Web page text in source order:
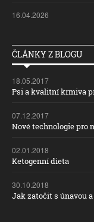
16.04.2026
ČLÁNKY Z BLOGU
18.05.2017
Psi a kvalitní krmiva
07.12.2017
Nové technologie pro
02.01.2018
Ketogenní dieta
30.10.2018
Jak zatočit s únavou